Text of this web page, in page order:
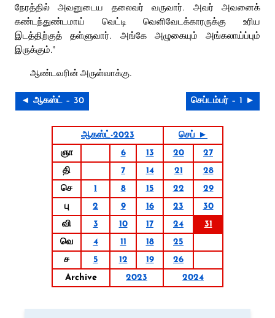
நேரத்தில் அவனுடைய தலைவர் வருவார். அவர் அவனைக்
கண்டந்துண்டமாய் வெட்டி வெளிவேடக்காரருக்கு உரிய
இடத்திற்குத் தள்ளுவார். அங்கே அழுகையும் அங்கலாய்ப்பும்
இருக்கும்.”
ஆண்டவரின் அருள்வாக்கு.
◄ ஆகஸ்ட் – 30 செப்டம்பர் – 1 ►
ஆகஸ்ட்-2023
செப் ►
ஞா
6 13 20
27
தி
7 14 21
28
செ
1 8 15 22
29
பு
2 9 16 23
30
வி
3 10 17 24
31
வெ
4 11 18
25
ச
5 12 19
26
Archive
2023 2024